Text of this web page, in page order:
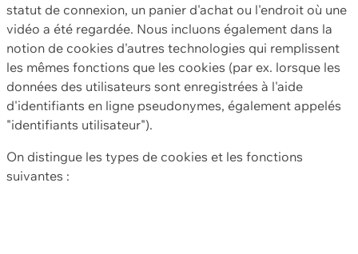
statut de connexion, un panier d'achat ou l'endroit où une
vidéo a été regardée. Nous incluons également dans la
notion de cookies d'autres technologies qui remplissent
les mêmes fonctions que les cookies (par ex. lorsque les
données des utilisateurs sont enregistrées à l'aide
d'identifiants en ligne pseudonymes, également appelés
"identifiants utilisateur").
On distingue les types de cookies et les fonctions
suivantes :